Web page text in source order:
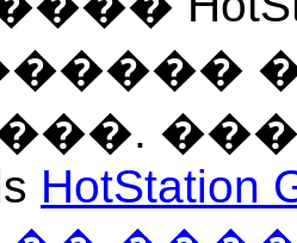
���
HotStation